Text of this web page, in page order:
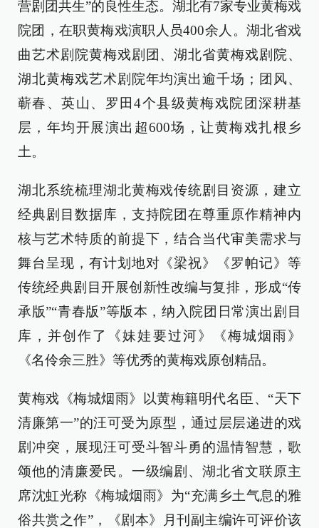
营剧团共生”的良性生态。湖北有7家专业黄梅戏
院团，在职黄梅戏演职人员400余人。湖北省戏
曲艺术剧院黄梅戏剧团、湖北省黄梅戏剧院、
湖北黄梅戏艺术剧院年均演出逾千场；团风、
蕲春、英山、罗田4个县级黄梅戏院团深耕基
层，年均开展演出超600场，让黄梅戏扎根乡
土。
湖北系统梳理湖北黄梅戏传统剧目资源，建立
经典剧目数据库，支持院团在尊重原作精神内
核与艺术特质的前提下，结合当代审美需求与
舞台呈现，有计划地对《梁祝》《罗帕记》等
传统经典剧目开展创新性改编与复排，形成“传
承版”“青春版”等版本，纳入院团日常演出剧目
库，并创作了《妹娃要过河》《梅城烟雨》
《名伶余三胜》等优秀的黄梅戏原创精品。
黄梅戏《梅城烟雨》以黄梅籍明代名臣、“天下
清廉第一”的汪可受为原型，通过层层递进的戏
剧冲突，展现汪可受斗智斗勇的温情智慧，歌
颂他的清廉爱民。一级编剧、湖北省文联原主
席沈虹光称《梅城烟雨》为“充满乡土气息的雅
俗共赏之作”，《剧本》月刊副主编许可评价该